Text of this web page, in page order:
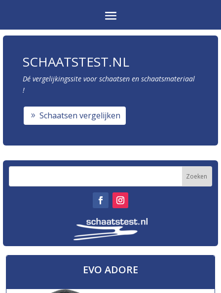
SCHAATSTEST.NL
Dé vergelijkingssite voor schaatsen en schaatsmateriaal
!
Schaatsen vergelijken
EVO ADORE